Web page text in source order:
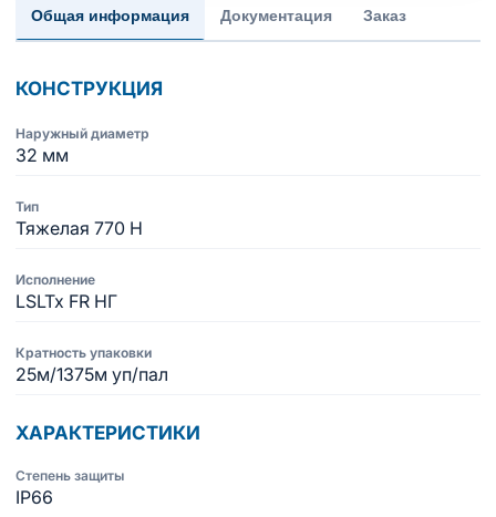
Общая информация Документация Заказ
КОНСТРУКЦИЯ
Наружный диаметр
32 мм
Тип
Тяжелая 770 Н
Исполнение
LSLTx FR НГ
Кратность упаковки
25м/1375м уп/пал
ХАРАКТЕРИСТИКИ
Степень защиты
IP66